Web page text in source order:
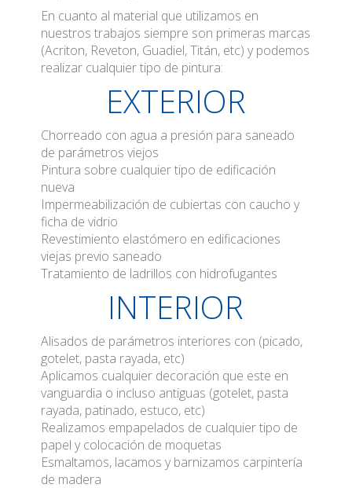
En cuanto al material que utilizamos en
nuestros trabajos siempre son primeras marcas
(Acriton, Reveton, Guadiel, Titán, etc) y podemos
realizar cualquier tipo de pintura:
EXTERIOR
Chorreado con agua a presión para saneado
de parámetros viejos
Pintura sobre cualquier tipo de edificación
nueva
Impermeabilización de cubiertas con caucho y
ficha de vidrio
Revestimiento elastómero en edificaciones
viejas previo saneado
Tratamiento de ladrillos con hidrofugantes
INTERIOR
Alisados de parámetros interiores con (picado,
gotelet, pasta rayada, etc)
Aplicamos cualquier decoración que este en
vanguardia o incluso antiguas (gotelet, pasta
rayada, patinado, estuco, etc)
Realizamos empapelados de cualquier tipo de
papel y colocación de moquetas
Esmaltamos, lacamos y barnizamos carpintería
de madera